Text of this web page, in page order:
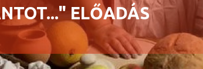
ELŐADÁS